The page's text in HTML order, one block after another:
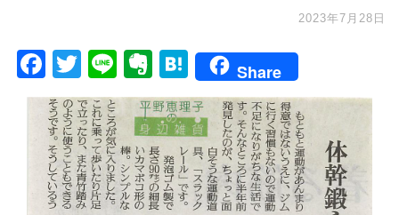
2023年7月28日
Facebook
TwitterLineEvernote
Hatena
Share